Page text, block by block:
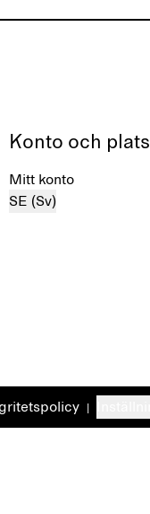
Konto och plats
Mitt konto
SE (Sv)